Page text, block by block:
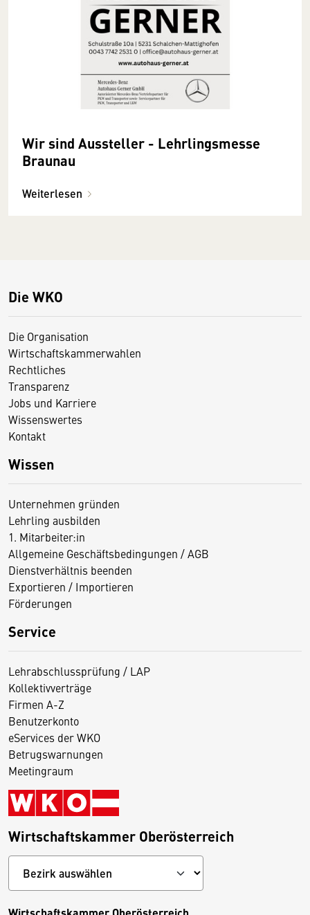
Wir sind Aussteller - Lehrlingsmesse
Braunau
Weiterlesen
Die WKO
Die Organisation
Wirtschaftskammerwahlen
Rechtliches
Transparenz
Jobs und Karriere
Wissenswertes
Kontakt
Wissen
Unternehmen gründen
Lehrling ausbilden
1. Mitarbeiter:in
Allgemeine Geschäftsbedingungen / AGB
Dienstverhältnis beenden
Exportieren / Importieren
Förderungen
Service
Lehrabschlussprüfung / LAP
Kollektivverträge
Firmen A-Z
Benutzerkonto
eServices der WKO
Betrugswarnungen
Meetingraum
Wirtschaftskammer Oberösterreich